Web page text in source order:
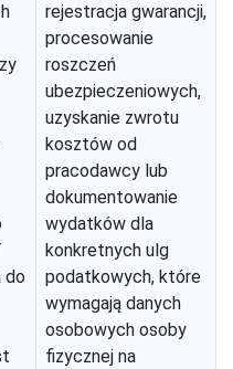
do
rejestracja gwarancji,
procesowanie
roszczeń
ubezpieczeniowych,
uzyskanie zwrotu
kosztów od
pracodawcy lub
dokumentowanie
wydatków dla
konkretnych ulg
podatkowych, które
wymagają danych
osobowych osoby
fizycznej na